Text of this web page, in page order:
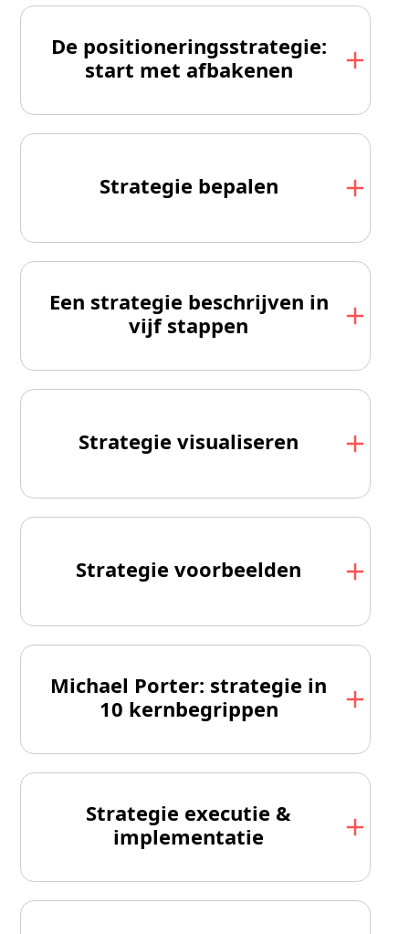
De positionerings­strategie:
start met afbakenen
Strategie bepalen
Een strategie beschrijven in
vijf stappen
Strategie visualiseren
Strategie voorbeelden
Michael Porter: strategie in
10 kernbegrippen
Strategie executie &
implementatie